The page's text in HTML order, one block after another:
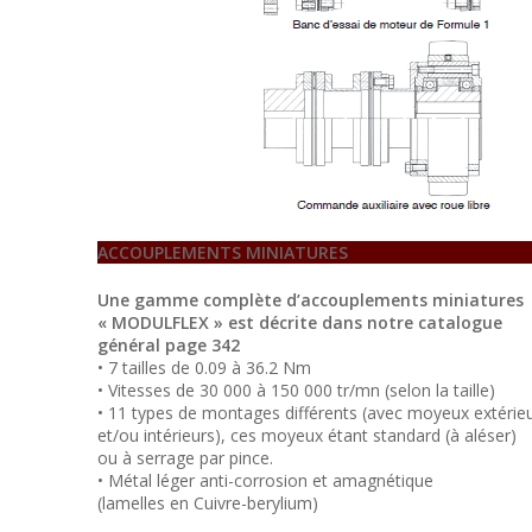
ACCOUPLEMENTS MINIATURES
Une gamme complète d’accouplements miniatures
« MODULFLEX » est décrite dans notre catalogue
général page 342
• 7 tailles de 0.09 à 36.2 Nm
• Vitesses de 30 000 à 150 000 tr/mn (selon la taille)
• 11 types de montages différents (avec moyeux
et/ou intérieurs), ces moyeux étant standard (à aléser)
ou à serrage par pince.
• Métal léger anti-corrosion et amagnétique
(lamelles en Cuivre-berylium)